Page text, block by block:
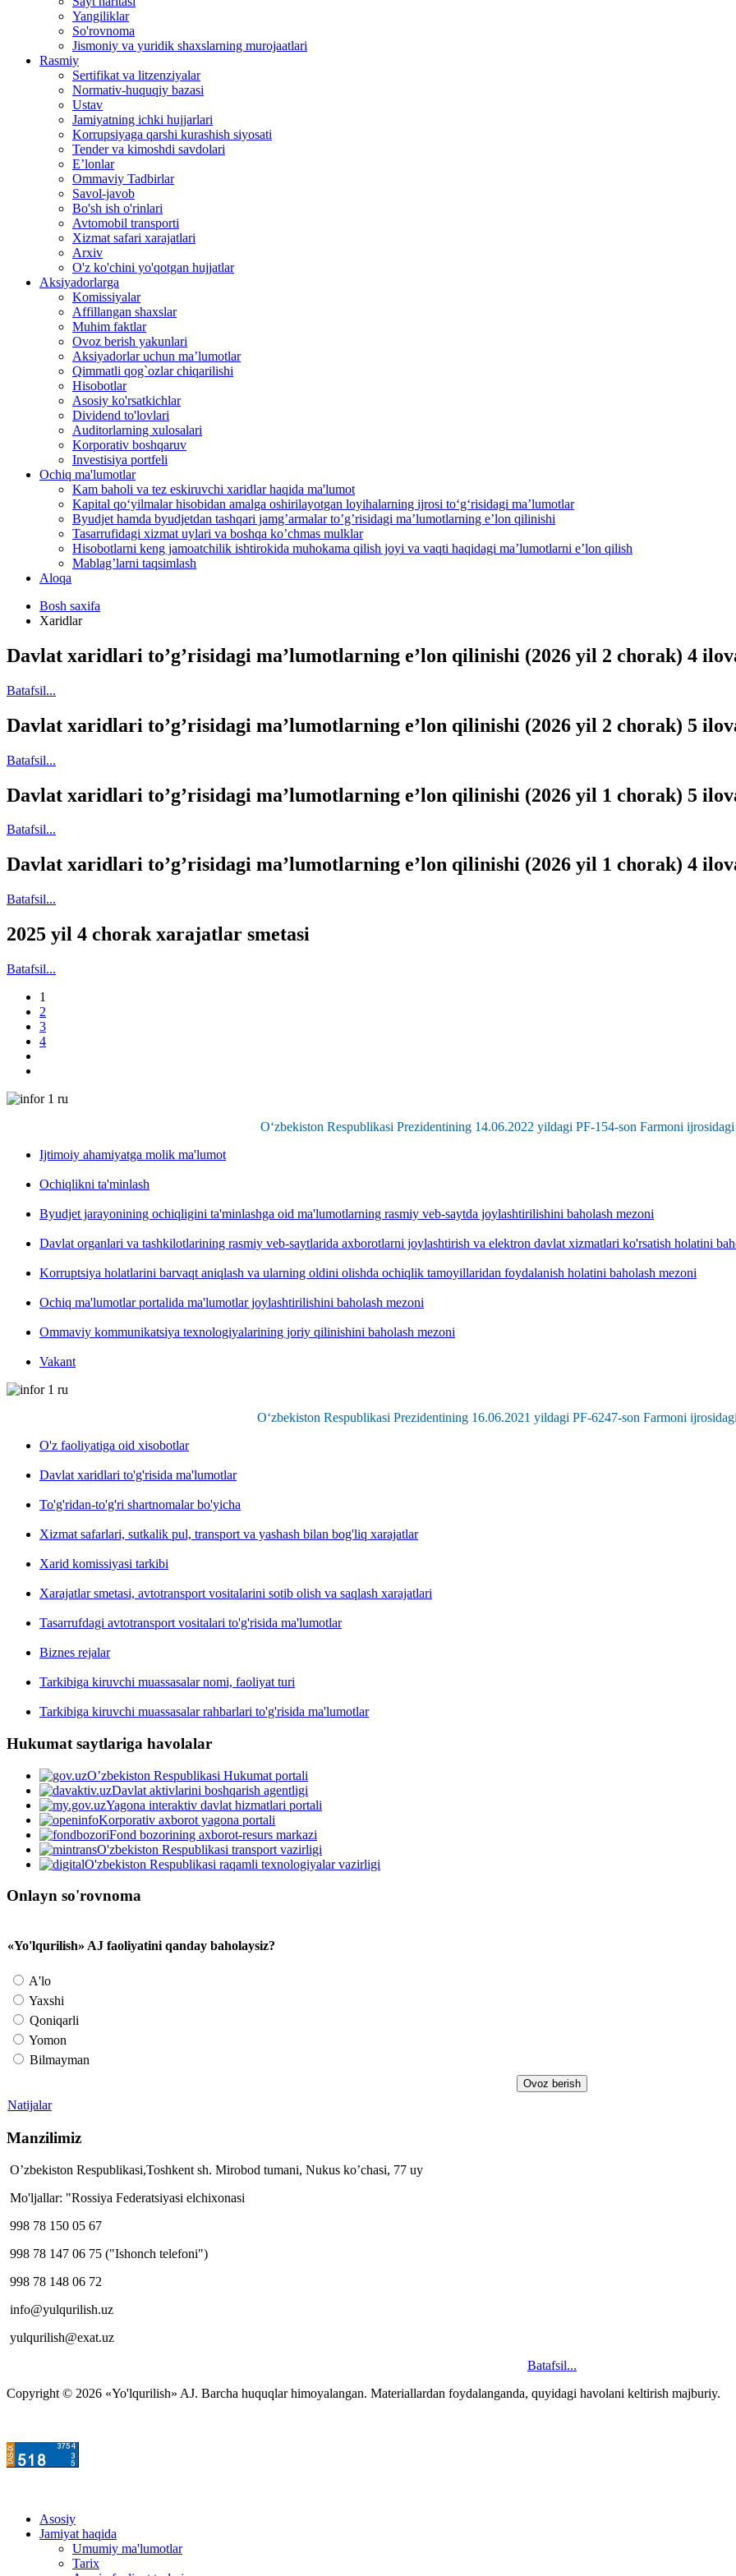
Yangiliklar
So'rovnoma
Jismoniy va yuridik shaxslarning murojaatlari
Rasmiy
Sertifikat va litzenziyalar
Normativ-huquqiy bazasi
Ustav
Jamiyatning ichki hujjarlari
Korrupsiyaga qarshi kurashish siyosati
Tender va kimoshdi savdolari
E’lonlar
Ommaviy Tadbirlar
Savol-javob
Bo'sh ish o'rinlari
Avtomobil transporti
Xizmat safari xarajatlari
Arxiv
O'z ko'chini yo'qotgan hujjatlar
Aksiyadorlarga
Komissiyalar
Affillangan shaxslar
Muhim faktlar
Ovoz berish yakunlari
Aksiyadorlar uchun ma’lumotlar
Qimmatli qog`ozlar chiqarilishi
Hisobotlar
Asosiy ko'rsatkichlar
Dividend to'lovlari
Auditorlarning xulosalari
Korporativ boshqaruv
Investisiya portfeli
Ochiq ma'lumotlar
Kam baholi va tez eskiruvchi xaridlar haqida ma'lumot
Kapital qo‘yilmalar hisobidan amalga oshirilayotgan loyihalarning ijrosi to‘g‘risidagi maʼlumotlar
Byudjet hamda byudjetdan tashqari jamgʼarmalar toʼgʼrisidagi maʼlumotlarning eʼlon qilinishi
Tasarrufidagi xizmat uylari va boshqa koʼchmas mulklar
Hisobotlarni keng jamoatchilik ishtirokida muhokama qilish joyi va vaqti haqidagi maʼlumotlarni eʼlon qilish
Mablag’larni taqsimlash
Aloqa
Bosh saxifa
Xaridlar
Davlat xaridlari toʼgʼrisidagi maʼlumotlarning eʼlon qilinishi (2026 yil 2 chorak) 4
Batafsil...
Davlat xaridlari toʼgʼrisidagi maʼlumotlarning eʼlon qilinishi (2026 yil 2 chorak) 5
Batafsil...
Davlat xaridlari toʼgʼrisidagi maʼlumotlarning eʼlon qilinishi (2026 yil 1 chorak) 5
Batafsil...
Davlat xaridlari toʼgʼrisidagi maʼlumotlarning eʼlon qilinishi (2026 yil 1 chorak) 4
Batafsil...
2025 yil 4 chorak xarajatlar smetasi
Batafsil...
1
2
3
4
O‘zbekiston Respublikasi Prezidentining 14.06.2022 yildagi PF-154-son Farmoni
Ijtimoiy ahamiyatga molik ma'lumot
Ochiqlikni ta'minlash
Byudjet jarayonining ochiqligini ta'minlashga oid ma'lumotlarning rasmiy veb-saytda joylashtirilishini baholash mezoni
Davlat organlari va tashkilotlarining rasmiy veb-saytlarida axborotlarni joylashtirish va elektron davlat xizmatlari ko'rsatish holatini
Korruptsiya holatlarini barvaqt aniqlash va ularning oldini olishda ochiqlik tamoyillaridan foydalanish holatini baholash mezoni
Ochiq ma'lumotlar portalida ma'lumotlar joylashtirilishini baholash mezoni
Ommaviy kommunikatsiya texnologiyalarining joriy qilinishini baholash mezoni
Vakant
O‘zbekiston Respublikasi Prezidentining 16.06.2021 yildagi PF-6247-son Farmoni
O'z faoliyatiga oid xisobotlar
Davlat xaridlari to'g'risida ma'lumotlar
To'g'ridan-to'g'ri shartnomalar bo'yicha
Xizmat safarlari, sutkalik pul, transport va yashash bilan bog'liq xarajatlar
Xarid komissiyasi tarkibi
Xarajatlar smetasi, avtotransport vositalarini sotib olish va saqlash xarajatlari
Tasarrufdagi avtotransport vositalari to'g'risida ma'lumotlar
Biznes rejalar
Tarkibiga kiruvchi muassasalar nomi, faoliyat turi
Tarkibiga kiruvchi muassasalar rahbarlari to'g'risida ma'lumotlar
Hukumat saytlariga havolalar
O’zbekiston Respublikasi Hukumat portali
Davlat aktivlarini boshqarish agentligi
Yagona interaktiv davlat hizmatlari portali
Korporativ axborot yagona portali
Fond bozorining axborot-resurs markazi
O'zbekiston Respublikasi transport vazirligi
O'zbekiston Respublikasi raqamli texnologiyalar vazirligi
Onlayn so'rovnoma
«Yo'lqurilish» AJ faoliyatini qanday baholaysiz?
A'lo
Yaxshi
Qoniqarli
Yomon
Bilmayman
Natijalar
Manzilimiz
O’zbekiston Respublikasi,Toshkent sh. Mirobod tumani, Nukus ko’chasi, 77 uy
Mo'ljallar: "Rossiya Federatsiyasi elchixonasi
998 78 150 05 67
998 78 147 06 75 ("Ishonch telefoni")
998 78 148 06 72
info@yulqurilish.uz
yulqurilish@exat.uz
Batafsil...
Copyright © 2026 «Yo'lqurilish» AJ. Barcha huquqlar himoyalangan. Materiallardan foydalanganda, quyidagi havolani keltirish majburiy.
Asosiy
Jamiyat haqida
Umumiy ma'lumotlar
Tarix